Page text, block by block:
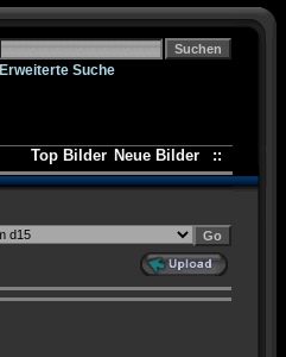
Erweiterte Suche
Top Bilder Neue Bilder ::